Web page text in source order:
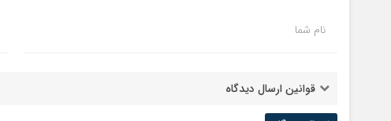
نام شما
قوانین ارسال دیدگاه